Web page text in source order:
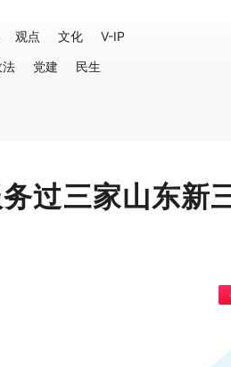
观点 文化
V-IP
法 党建
民生
过三家山东新